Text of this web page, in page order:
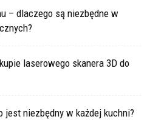
– dlaczego są niezbędne w
laserowego skanera 3D do
jest niezbędny w każdej kuchni?